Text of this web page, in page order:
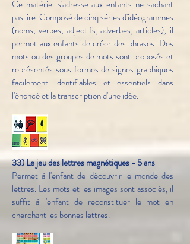
Ce matériel s'adresse aux enfants ne sachant
pas lire. Composé de cinq séries d'idéogrammes
(noms, verbes, adjectifs, adverbes, articles); il
permet aux enfants de créer des phrases. Des
mots ou des groupes de mots sont proposés et
représentés sous formes de signes graphiques
facilement identifiables et essentiels dans
l'énoncé et la transcription d'une idée.
33) Le jeu des lettres magnétiques - 5 ans
Permet à l'enfant de découvrir le monde des
lettres. Les mots et les images sont associés, il
suffit à l'enfant de reconstituer le mot en
cherchant les bonnes lettres.